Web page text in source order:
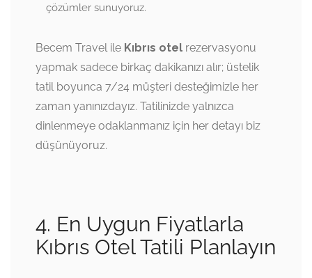
çözümler sunuyoruz.
Becem Travel ile Kıbrıs otel rezervasyonu
yapmak sadece birkaç dakikanızı alır; üstelik
tatil boyunca 7/24 müşteri desteğimizle her
zaman yanınızdayız. Tatilinizde yalnızca
dinlenmeye odaklanmanız için her detayı biz
düşünüyoruz.
4. En Uygun Fiyatlarla
Kıbrıs Otel Tatili Planlayın